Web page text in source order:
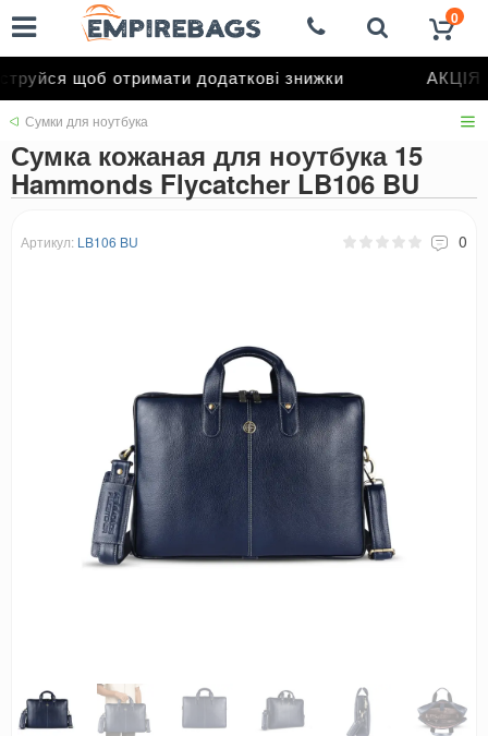
щоб отримати додаткові знижки АКЦІЯ
0
Сумки для ноутбука
Сумка кожаная для ноутбука 15
Hammonds Flycatcher LB106 BU
Артикул: LB106 BU 0